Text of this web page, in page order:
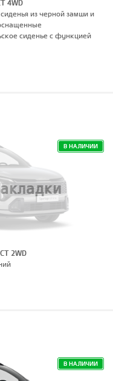
4WD
из черной замши и
сиденье с функцией
В НАЛИЧИИ
2WD
В НАЛИЧИИ